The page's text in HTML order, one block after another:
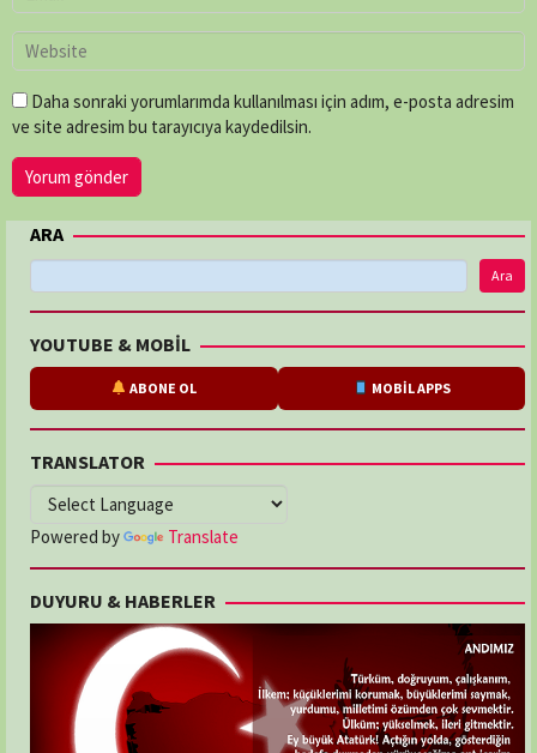
Daha sonraki yorumlarımda kullanılması için adım, e-posta adresim
ve site adresim bu tarayıcıya kaydedilsin.
ARA
Ara
YOUTUBE & MOBİL
ABONE OL MOBİL APPS
TRANSLATOR
Powered by Translate
DUYURU & HABERLER